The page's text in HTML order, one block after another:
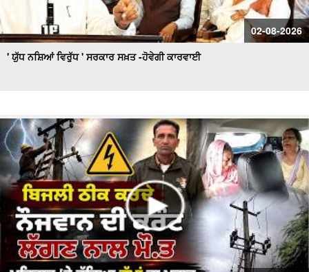
02-08-2026
' ਯੁੱਧ ਨਸ਼ਿਆਂ ਵਿਰੁੱਧ ' ਸਰਕਾਰ ਸਖ਼ਤ -ਹੋਵੇਗੀ ਕਾਰਵਾਈ